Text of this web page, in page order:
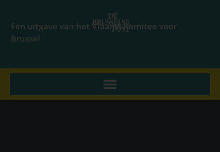
Een uitgave van het Vlaams Komitee voor
Brussel